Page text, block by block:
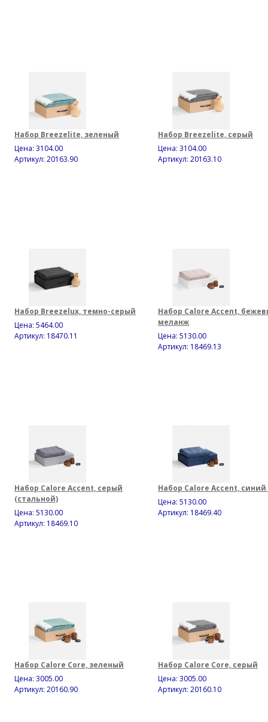
Набор Breezelite, зеленый
Цена: 3104.00
Артикул: 20163.90
Набор Breezelite, серый
Цена: 3104.00
Артикул: 20163.10
Набор Breezelux, темно-серый
Цена: 5464.00
Артикул: 18470.11
Набор Calore Accent,
меланж
Цена: 5130.00
Артикул: 18469.13
Набор Calore Accent, серый
(стальной)
Цена: 5130.00
Артикул: 18469.10
Набор Calore Accent,
Цена: 5130.00
Артикул: 18469.40
Набор Calore Core, зеленый
Цена: 3005.00
Артикул: 20160.90
Набор Calore Core, серый
Цена: 3005.00
Артикул: 20160.10